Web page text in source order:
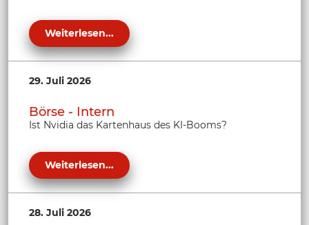
Weiterlesen...
29. Juli 2026
Börse - Intern
Ist Nvidia das Kartenhaus des KI-Booms?
Weiterlesen...
28. Juli 2026